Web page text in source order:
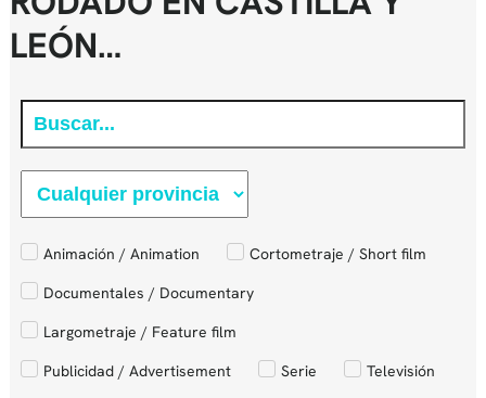
LEÓN…
Animación / Animation
Cortometraje / Short film
Documentales / Documentary
Largometraje / Feature film
Publicidad / Advertisement
Serie
Televisión